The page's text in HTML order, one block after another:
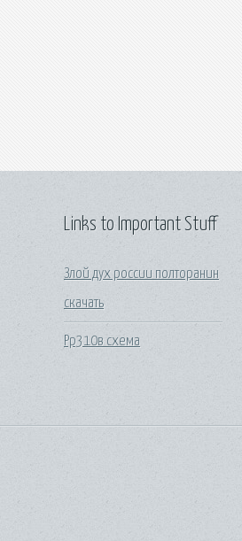
Links to Important Stuff
Злой дух россии полторанин
скачать
Рр310в схема